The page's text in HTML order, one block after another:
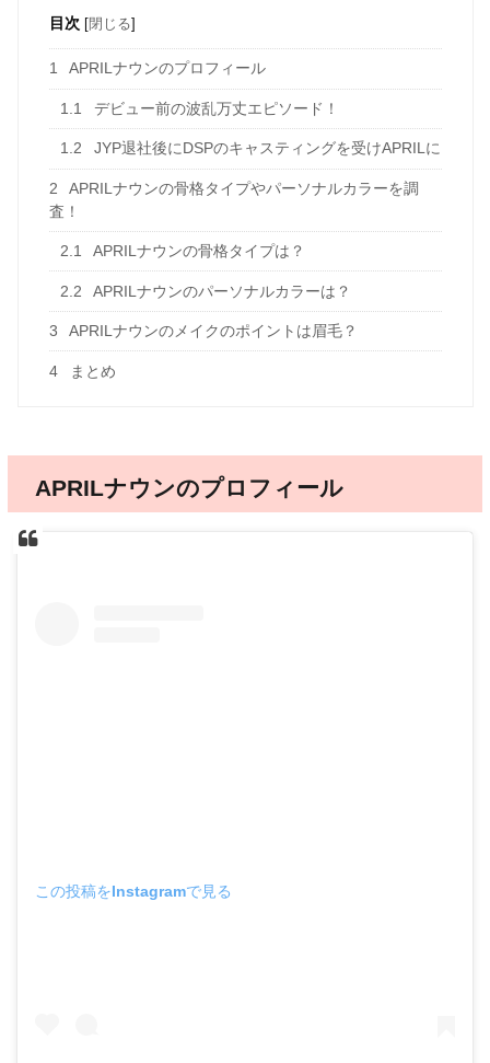
目次 [閉じる]
1 APRILナウンのプロフィール
1.1 デビュー前の波乱万丈エピソード！
1.2 JYP退社後にDSPのキャスティングを受けAPRILに
2
APRILナウンの骨格タイプやパーソナルカラーを調
査！
2.1 APRILナウンの骨格タイプは？
2.2 APRILナウンのパーソナルカラーは？
3 APRILナウンのメイクのポイントは眉毛？
4 まとめ
APRILナウンのプロフィール
この投稿をInstagramで見る